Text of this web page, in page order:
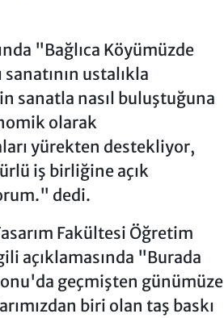
"Bağlıca Köyümüzde
ustalıkla
sanatla nasıl buluştuğuna
olarak
yürekten destekliyor,
iş birliğine açık
dedi.
Fakültesi Öğretim
açıklamasında "Burada
geçmişten günümüze
biri olan taş baskı